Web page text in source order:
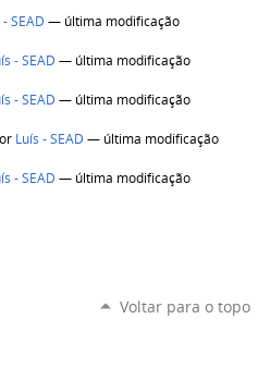
SEAD — última modificação
- SEAD — última modificação
- SEAD — última modificação
Luís - SEAD — última modificação
- SEAD — última modificação
Voltar para o topo